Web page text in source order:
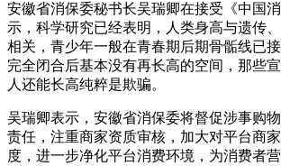
安徽省消保委秘书长吴瑞卿在接受《中国
示，科学研究已经表明，人类身高与遗传
相关，青少年一般在青春期后期骨骺线已
完全闭合后基本没有再长高的空间，那些
人还能长高纯粹是欺骗。
吴瑞卿表示，安徽省消保委将督促涉事购
责任，注重商家资质审核，加大对平台商
度，进一步净化平台消费环境，为消费者